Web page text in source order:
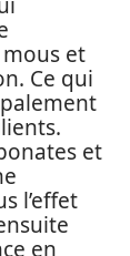
et
Ce qui
et
l’effet
en